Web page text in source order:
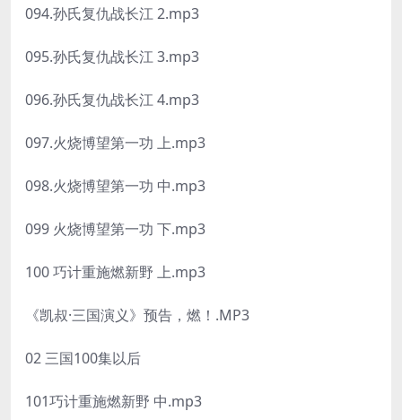
094.孙氏复仇战长江 2.mp3
095.孙氏复仇战长江 3.mp3
096.孙氏复仇战长江 4.mp3
097.火烧博望第一功 上.mp3
098.火烧博望第一功 中.mp3
099 火烧博望第一功 下.mp3
100 巧计重施燃新野 上.mp3
《凯叔·三国演义》预告，燃！.MP3
02 三国100集以后
101巧计重施燃新野 中.mp3